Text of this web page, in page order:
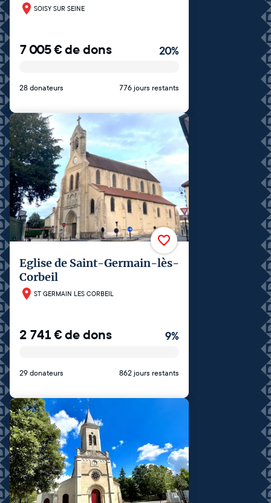
SOISY SUR SEINE
7 005€de dons 20%
28 donateurs 776 jours restants
Eglise de Saint-Germain-lès-
Corbeil
ST GERMAIN LES CORBEIL
2 741€de dons 9%
29 donateurs 862 jours restants